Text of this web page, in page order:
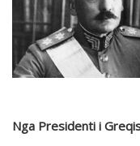
Nga Presidenti i